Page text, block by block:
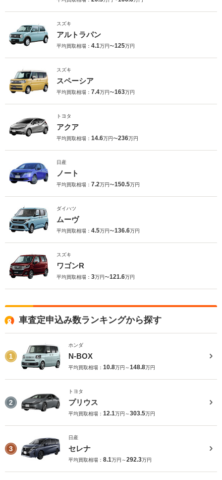
スズキ
アルトラパン
平均買取相場： 4.1万円〜125万円
スズキ
スペーシア
平均買取相場： 7.4万円〜163万円
トヨタ
アクア
平均買取相場： 14.6万円〜236万円
日産
ノート
平均買取相場： 7.2万円〜150.5万円
ダイハツ
ムーヴ
平均買取相場： 4.5万円〜136.6万円
スズキ
ワゴンR
平均買取相場： 3万円〜121.6万円
車査定申込み数ランキングから探す
1
ホンダ
N-BOX
平均買取相場： 10.8万円～148.8万円
2
トヨタ
プリウス
平均買取相場： 12.1万円～303.5万円
3
日産
セレナ
平均買取相場： 8.1万円～292.3万円